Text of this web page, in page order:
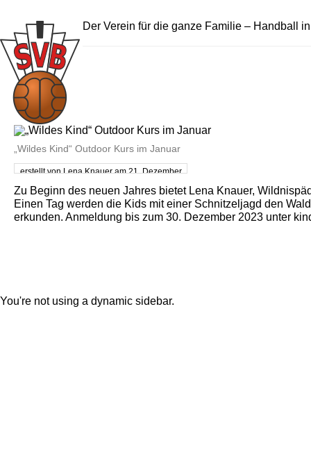
Der Verein für die ganze Familie – Handball
„Wildes Kind“ Outdoor Kurs im Januar
erstellt von Lena Knauer am 21. Dezember
Zu Beginn des neuen Jahres bietet Lena Knauer,
Einen Tag werden die Kids mit einer Schnitzeljagd den
erkunden. Anmeldung bis zum 30. Dezember 2023 unter
You're not using a dynamic sidebar.